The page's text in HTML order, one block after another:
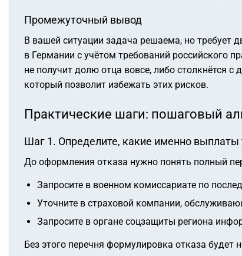
Промежуточный вывод
В вашей ситуации задача решаема, но требует
в Германии с учётом требований российского
не получит долю отца вовсе, либо столкнётся
который позволит избежать этих рисков.
Практические шаги: пошаговый
Шаг 1. Определите, какие именно
До оформления отказа нужно понять полный
Запросите в военном комиссариате по
Уточните в страховой компании,
Запросите в органе соцзащиты региона
Без этого перечня формулировка отказа будет